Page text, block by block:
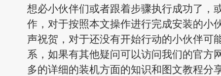
想必小伙伴们或者跟着步骤执行成功了，
作，对于按照本文操作进行完成安装的小
声祝贺，对于还没有开始行动的小伙伴可
系，如果有其他疑问可以访问我们的官方
多的详细的装机方面的知识和图文教程分